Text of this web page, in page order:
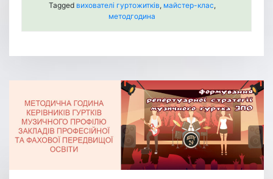
Tagged вихователі гуртожитків, майстер-клас,
методгодина